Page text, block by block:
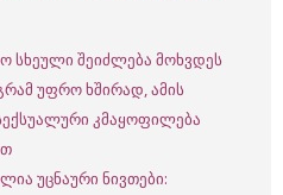
სხეული შეიძლება მოხვდეს
უფრო ხშირად, ამის
კმაყოფილება
უცნაური ნივთები: